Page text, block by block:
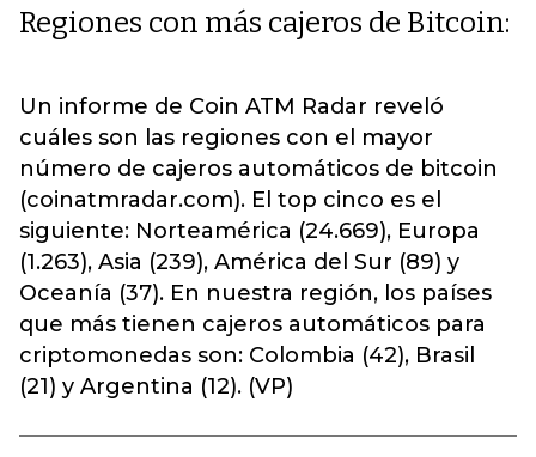
Regiones con más cajeros de Bitcoin:
Un informe de Coin ATM Radar reveló
cuáles son las regiones con el mayor
número de cajeros automáticos de bitcoin
(coinatmradar.com). El top cinco es el
siguiente: Norteamérica (24.669), Europa
(1.263), Asia (239), América del Sur (89) y
Oceanía (37). En nuestra región, los países
que más tienen cajeros automáticos para
criptomonedas son: Colombia (42), Brasil
(21) y Argentina (12). (VP)